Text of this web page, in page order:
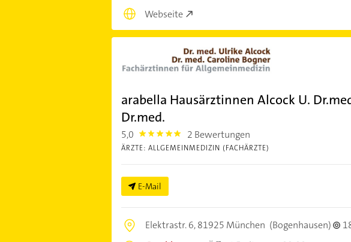
Webseite
arabella Hausärztinnen Alcock U.
Dr.med.
5,0 5.0 2 Bewertungen
ÄRZTE: ALLGEMEINMEDIZIN (FACHÄRZTE)
E-Mail
Elektrastr. 6,81925 München (Bogenhausen)